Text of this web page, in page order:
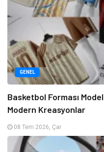
GENEL
Basketbol Forması
Modern Kreasyonlar
08 Tem 2026, Çar